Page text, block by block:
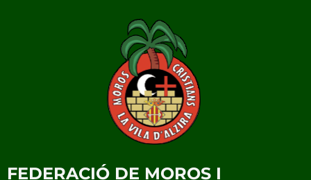
FEDERACIÓ DE MOROS I